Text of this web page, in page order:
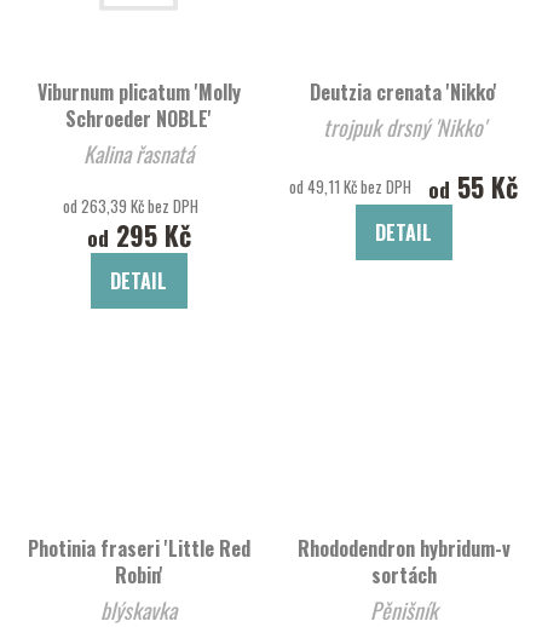
Viburnum plicatum 'Molly
Schroeder NOBLE'
Kalina řasnatá
od 263,39 Kč bez DPH
od 295 Kč
DETAIL
Deutzia crenata 'Nikko'
trojpuk drsný 'Nikko'
od 49,11 Kč bez DPH od 55 Kč
DETAIL
Photinia fraseri 'Little Red
Robin'
blýskavka
Rhododendron hybridum-v
sortách
Pěnišník